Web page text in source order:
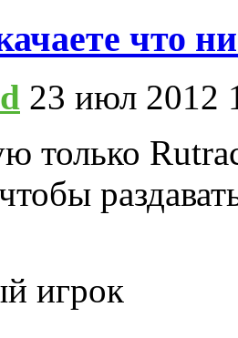
что
23 июл 2012
только
игрок